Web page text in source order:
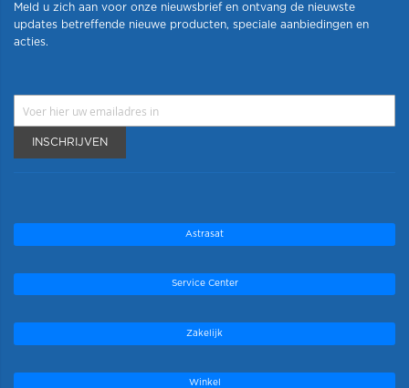
Meld u zich aan voor onze nieuwsbrief en ontvang de nieuwste
updates betreffende nieuwe producten, speciale aanbiedingen en
acties.
INSCHRIJVEN
Astrasat
Service Center
Zakelijk
Winkel